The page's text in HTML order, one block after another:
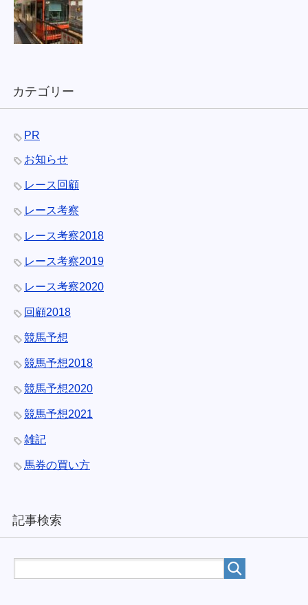
カテゴリー
PR
お知らせ
レース回顧
レース考察
レース考察2018
レース考察2019
レース考察2020
回顧2018
競馬予想
競馬予想2018
競馬予想2020
競馬予想2021
雑記
馬券の買い方
記事検索